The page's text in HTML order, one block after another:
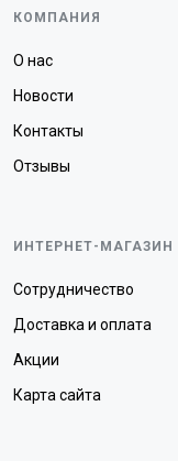
КОМПАНИЯ
О нас
Новости
Контакты
Отзывы
ИНТЕРНЕТ-МАГАЗИН
Сотрудничество
Доставка и оплата
Акции
Карта сайта